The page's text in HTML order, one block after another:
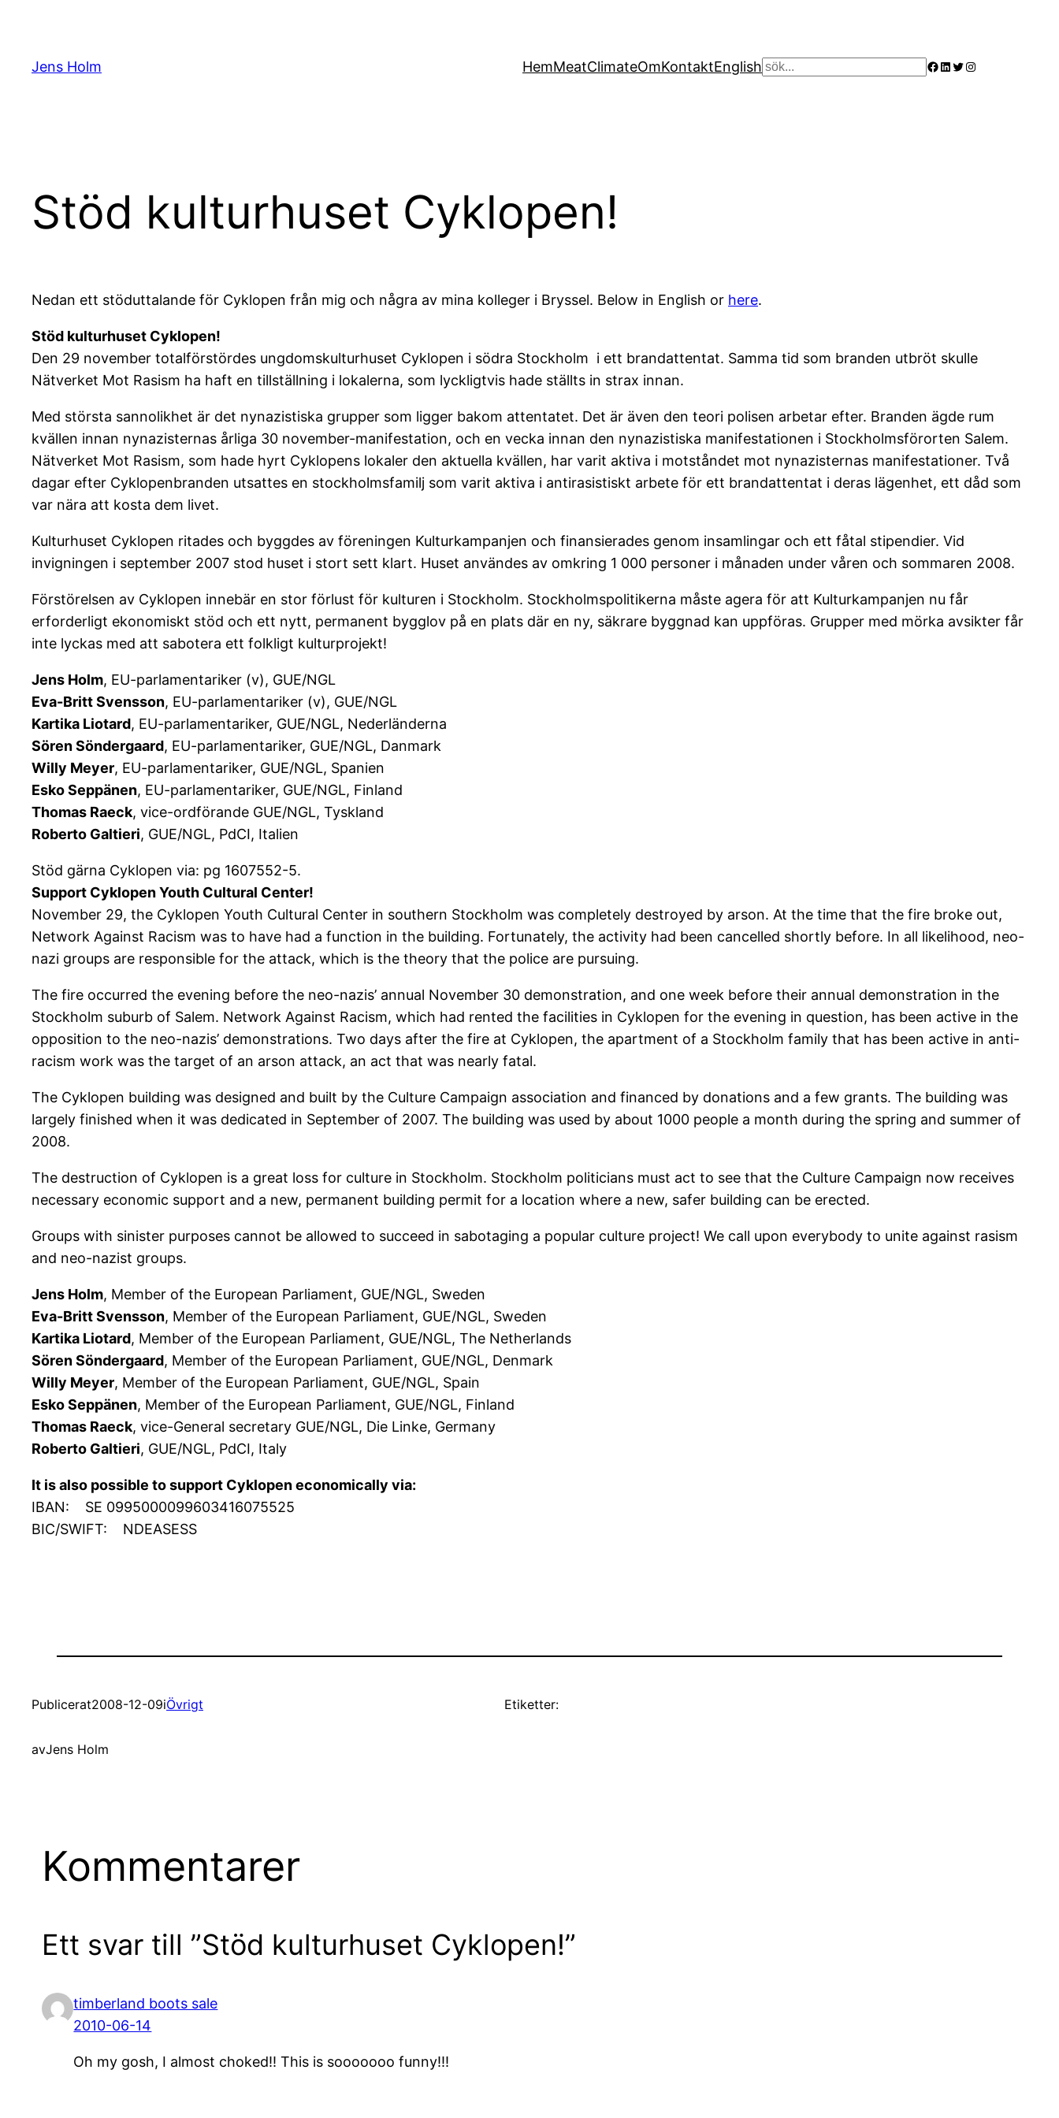
innehåll
Jens Holm HemMeatClimateOmKontaktEnglish Sök Facebook
LinkedIn
Twitter
Instagram
Stöd kulturhuset Cyklopen!
Nedan ett stöduttalande för Cyklopen från mig och några av mina kolleger i Bryssel. Below in English or here.
Stöd kulturhuset Cyklopen!
Den 29 november totalförstördes ungdomskulturhuset Cyklopen i södra Stockholm i ett brandattentat. Samma tid som branden utbröt skulle
Nätverket Mot Rasism ha haft en tillställning i lokalerna, som lyckligtvis hade ställts in strax innan.
Med största sannolikhet är det nynazistiska grupper som ligger bakom attentatet. Det är även den teori polisen arbetar efter. Branden ägde rum
kvällen innan nynazisternas årliga 30 november-manifestation, och en vecka innan den nynazistiska manifestationen i Stockholmsförorten Salem.
Nätverket Mot Rasism, som hade hyrt Cyklopens lokaler den aktuella kvällen, har varit aktiva i motståndet mot nynazisternas manifestationer. Två
dagar efter Cyklopenbranden utsattes en stockholmsfamilj som varit aktiva i antirasistiskt arbete för ett brandattentat i deras lägenhet, ett dåd som
var nära att kosta dem livet.
Kulturhuset Cyklopen ritades och byggdes av föreningen Kulturkampanjen och finansierades genom insamlingar och ett fåtal stipendier. Vid
invigningen i september 2007 stod huset i stort sett klart. Huset användes av omkring 1 000 personer i månaden under våren och sommaren 2008.
Förstörelsen av Cyklopen innebär en stor förlust för kulturen i Stockholm. Stockholmspolitikerna måste agera för att Kulturkampanjen nu får
erforderligt ekonomiskt stöd och ett nytt, permanent bygglov på en plats där en ny, säkrare byggnad kan uppföras. Grupper med mörka avsikter får
inte lyckas med att sabotera ett folkligt kulturprojekt!
Jens Holm, EU-parlamentariker (v), GUE/NGL
Eva-Britt Svensson, EU-parlamentariker (v), GUE/NGL
Kartika Liotard, EU-parlamentariker, GUE/NGL, Nederländerna
Sören Söndergaard, EU-parlamentariker, GUE/NGL, Danmark
Willy Meyer, EU-parlamentariker, GUE/NGL, Spanien
Esko Seppänen, EU-parlamentariker, GUE/NGL, Finland
Thomas Raeck, vice-ordförande GUE/NGL, Tyskland
Roberto Galtieri, GUE/NGL, PdCI, Italien
Stöd gärna Cyklopen via: pg 1607552-5.
Support Cyklopen Youth Cultural Center!
November 29, the Cyklopen Youth Cultural Center in southern Stockholm was completely destroyed by arson. At the time that the fire broke out,
Network Against Racism was to have had a function in the building. Fortunately, the activity had been cancelled shortly before. In all likelihood, neo-
nazi groups are responsible for the attack, which is the theory that the police are pursuing.
The fire occurred the evening before the neo-nazis’ annual November 30 demonstration, and one week before their annual demonstration in the
Stockholm suburb of Salem. Network Against Racism, which had rented the facilities in Cyklopen for the evening in question, has been active in the
opposition to the neo-nazis’ demonstrations. Two days after the fire at Cyklopen, the apartment of a Stockholm family that has been active in anti-
racism work was the target of an arson attack, an act that was nearly fatal.
The Cyklopen building was designed and built by the Culture Campaign association and financed by donations and a few grants. The building was
largely finished when it was dedicated in September of 2007. The building was used by about 1000 people a month during the spring and summer of
2008.
The destruction of Cyklopen is a great loss for culture in Stockholm. Stockholm politicians must act to see that the Culture Campaign now receives
necessary economic support and a new, permanent building permit for a location where a new, safer building can be erected.
Groups with sinister purposes cannot be allowed to succeed in sabotaging a popular culture project! We call upon everybody to unite against rasism
and neo-nazist groups.
Jens Holm, Member of the European Parliament, GUE/NGL, Sweden
Eva-Britt Svensson, Member of the European Parliament, GUE/NGL, Sweden
Kartika Liotard, Member of the European Parliament, GUE/NGL, The Netherlands
Sören Söndergaard, Member of the European Parliament, GUE/NGL, Denmark
Willy Meyer, Member of the European Parliament, GUE/NGL, Spain
Esko Seppänen, Member of the European Parliament, GUE/NGL, Finland
Thomas Raeck, vice-General secretary GUE/NGL, Die Linke, Germany
Roberto Galtieri, GUE/NGL, PdCI, Italy
It is also possible to support Cyklopen economically via:
IBAN: SE 0995000099603416075525
BIC/SWIFT: NDEASESS
Publicerat2008-12-09iÖvrigt
avJens Holm
Etiketter:
Kommentarer
Ett svar till ”Stöd kulturhuset Cyklopen!”
timberland boots sale
2010-06-14
Oh my gosh, I almost choked!! This is sooooooo funny!!!